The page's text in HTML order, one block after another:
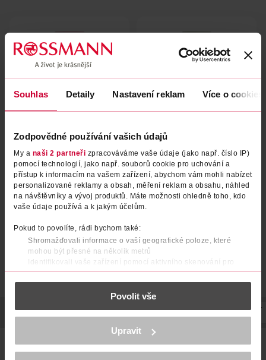
Souhlas Detaily Nastavení reklam Více o cookies
Zodpovědné používání vašich údajů
My a naši 2 partneři zpracováváme vaše údaje (jako např. číslo IP)
pomocí technologií, jako např. souborů cookie pro uchování a
přístup k informacím na vašem zařízení, abychom vám mohli nabízet
personalizované reklamy a obsah, měření reklam a obsahu, náhled
na návštěvníky a vývoj produktů. Máte možnosti ohledně toho, kdo
vaše údaje používá a k jakým účelům.
Pokud to povolíte, rádi bychom také:
Shromažďovali informace o vaší geografické poloze, které
mohou být přesné na několik metrů
Identifikovali vaše zařízení pomocí aktivního skenování pro
konkrétní charakteristiky (otisk prstu)
Zjistěte více o tom, jak zpracováváme vaše osobní údaje, a nastavte
části s podrobnostmi . Svůj souhlas můžete kdykoliv
K provozu stránek, personalizaci obsahu a reklam, funkcí sociálních
médií, analýze návštěvnosti, které mohou nést osobní údaje.
Více najdete vprohlášení o ochraně osobních údajů.
Povolit vše
Upravit
Depilační krém Total Effect
Delia 100 ml
139 Kč
Obj. č.: 1327830
Delia 100 ml
139 Kč
Obj. č.: 1327847
POPIS POUŽITÍ SLOŽENÍ SKLADOVÁNÍ UPOZORNĚNÍ
Depilační krém Fast Working zajišťuje
odstranění nežádoucích chloupkůza pouhé 3 minuty. Díky